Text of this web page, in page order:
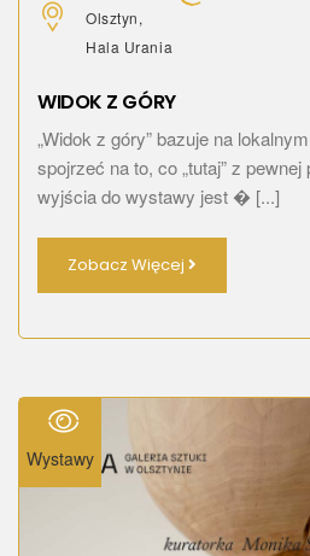
Olsztyn,
Hala Urania
WIDOK Z GÓRY
„Widok z góry” bazuje na
spojrzeć na to, co „tutaj” z
wyjścia do wystawy jest � [...]
Zobacz Więcej
Wystawy